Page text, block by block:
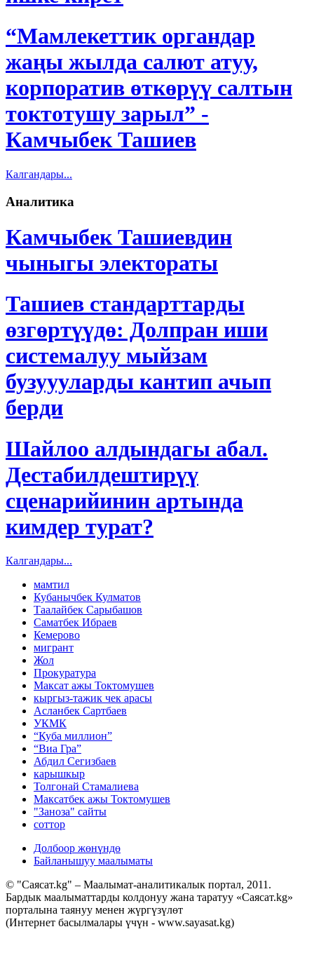
“Мамлекеттик органдар
жаңы жылда салют атуу,
корпоратив өткөрүү салтын
токтотушу зарыл” -
Камчыбек Ташиев
Калгандары...
Аналитика
Камчыбек Ташиевдин
чыныгы электораты
Ташиев стандарттарды
өзгөртүүдө: Долпран иши
системалуу мыйзам
бузуууларды кантип ачып
берди
Шайлоо алдындагы абал.
Дестабилдештирүү
сценарийинин артында
кимдер турат?
Калгандары...
мамтил
Кубанычбек Кулматов
Таалайбек Сарыбашов
Саматбек Ибраев
Кемерово
мигрант
Жол
Прокуратура
Максат ажы Токтомушев
кыргыз-тажик чек арасы
Асланбек Сартбаев
УКМК
“Куба миллион”
“Виа Гра”
Абдил Сегизбаев
карышкыр
Толгонай Стамалиева
Максатбек ажы Токтомушев
"Заноза" сайты
соттор
Долбоор жөнүндө
Байланышуу маалыматы
© "Саясат.kg" – Маалымат-аналитикалык портал, 2011.
Бардык маалыматтарды колдонуу жана таратуу «Саясат.kg»
порталына таянуу менен жүргүзүлөт
(Интернет басылмалары үчүн - www.sayasat.kg)